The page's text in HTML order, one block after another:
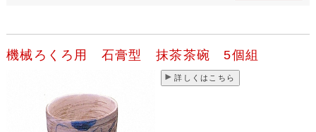
機械ろくろ用 石膏型 抹茶茶碗 5個組
詳しくはこちら